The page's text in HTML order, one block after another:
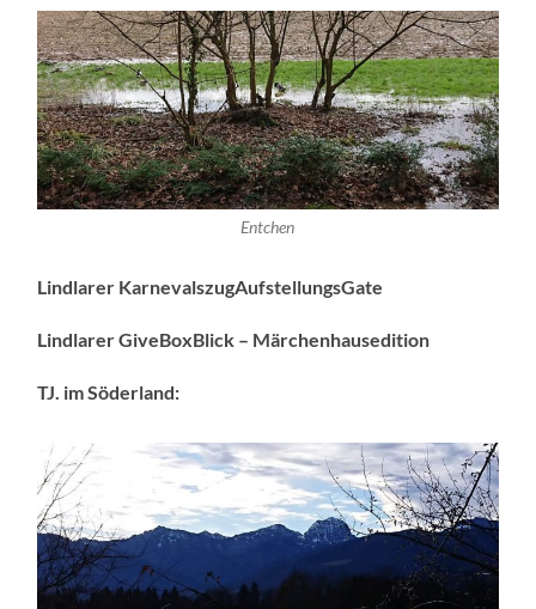
Entchen
Lindlarer KarnevalszugAufstellungsGate
Lindlarer GiveBoxBlick – Märchenhausedition
TJ. im Söderland: